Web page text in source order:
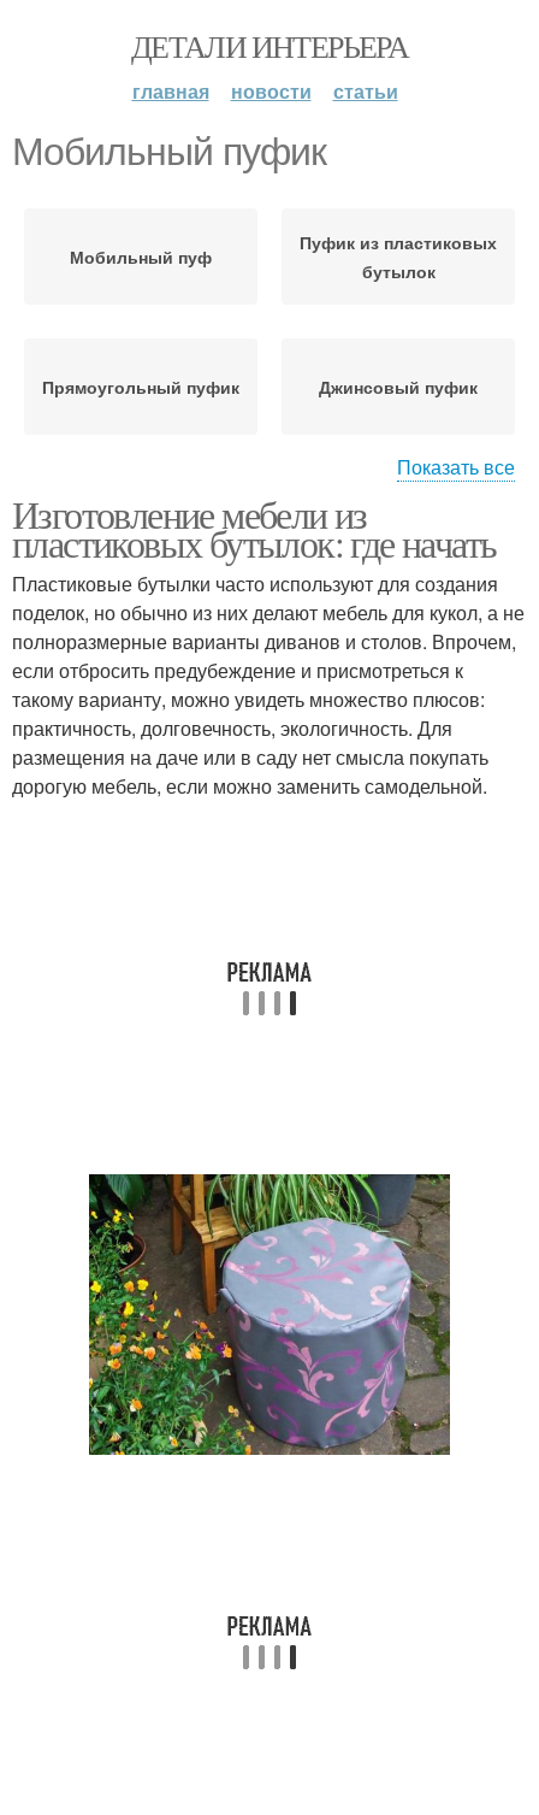
ДЕТАЛИ ИНТЕРЬЕРА
главная новости статьи
Мобильный пуфик
Мобильный пуф
Пуфик из пластиковых
бутылок
Прямоугольный пуфик Джинсовый пуфик
Пуфики из того Бутылки для пуфика
Показать все
Изготовление мебели из
пластиковых бутылок: где начать
Пластиковые бутылки часто используют для создания
поделок, но обычно из них делают мебель для кукол, а не
полноразмерные варианты диванов и столов. Впрочем,
если отбросить предубеждение и присмотреться к
такому варианту, можно увидеть множество плюсов:
практичность, долговечность, экологичность. Для
размещения на даче или в саду нет смысла покупать
дорогую мебель, если можно заменить самодельной.